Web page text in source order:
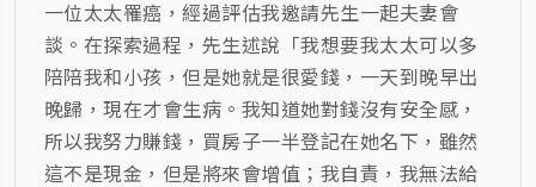
一位太太罹癌，經過評估我邀請先生一起夫妻會
談。在探索過程，先生述說「我想要我太太可以多
陪陪我和小孩，但是她就是很愛錢，一天到晚早出
晚歸，現在才會生病。我知道她對錢沒有安全感，
所以我努力賺錢，買房子一半登記在她名下，雖然
這不是現金，但是將來會增值；我自責，我無法給